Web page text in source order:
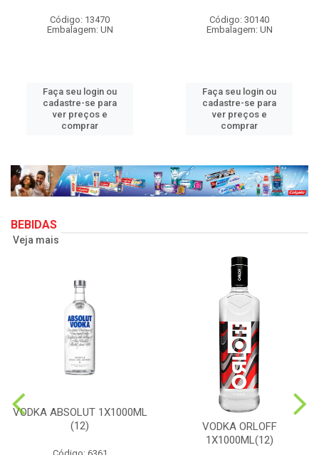
Código: 13470
Embalagem: UN
Faça seu login ou
cadastre-se para
ver preços e
comprar
Código: 30140
Embalagem: UN
Faça seu login ou
cadastre-se para
ver preços e
comprar
BEBIDAS
Veja mais
VODKA ABSOLUT 1X1000ML
(12)
VODKA ORLOFF
1X1000ML(12)